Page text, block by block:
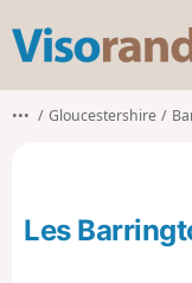
••• Gloucestershire
Les